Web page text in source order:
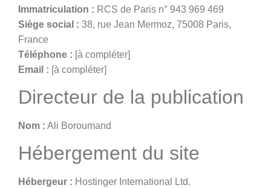
Immatriculation : RCS de Paris n° 943 969 469
Siège social : 38, rue Jean Mermoz, 75008 Paris,
France
Téléphone : [à compléter]
Email : [à compléter]
Directeur de la publication
Nom : Ali Boroumand
Hébergement du site
Hébergeur : Hostinger International Ltd.